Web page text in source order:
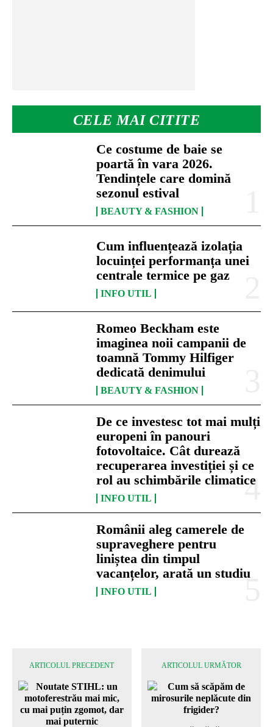
CELE MAI CITITE
Ce costume de baie se
poartă în vara 2026.
Tendințele care domină
sezonul estival
BEAUTY & FASHION
Cum influențează izolația
locuinței performanța unei
centrale termice pe gaz
INFO UTIL
Romeo Beckham este
imaginea noii campanii de
toamnă Tommy Hilfiger
dedicată denimului
BEAUTY & FASHION
De ce investesc tot mai mulți
europeni în panouri
fotovoltaice. Cât durează
recuperarea investiției și ce
rol au schimbările climatice
INFO UTIL
Românii aleg camerele de
supraveghere pentru
liniștea din timpul
vacanțelor, arată un studiu
INFO UTIL
ARTICOLUL PRECEDENT ARTICOLUL URMĂTOR